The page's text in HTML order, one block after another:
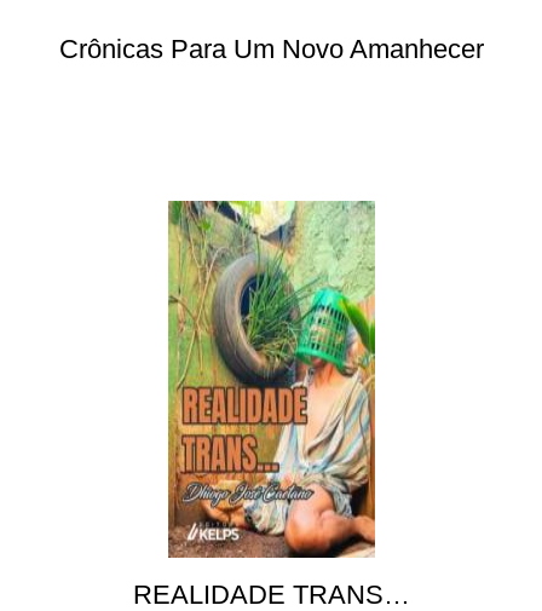
Crônicas Para Um Novo Amanhecer
REALIDADE TRANS…